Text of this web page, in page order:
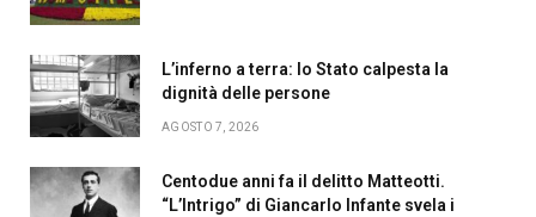
L’inferno a terra: lo Stato calpesta la
dignità delle persone
AGOSTO 7, 2026
Centodue anni fa il delitto Matteotti.
“L’Intrigo” di Giancarlo Infante svela i